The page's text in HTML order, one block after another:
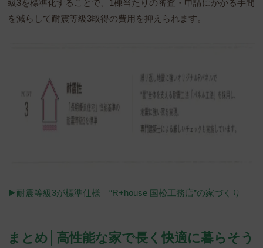
級3を標準化することで、1棟当たりの審査・申請にかかる手間
を減らして耐震等級3取得の費用を抑えられます。
▶︎耐震等級3が標準仕様 “R+house 国松工務店”の家づくり
まとめ│高性能な家で長く快適に暮らそう